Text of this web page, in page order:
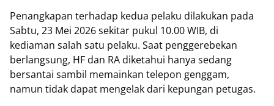
Penangkapan terhadap kedua pelaku dilakukan pada
Sabtu, 23 Mei 2026 sekitar pukul 10.00 WIB, di
kediaman salah satu pelaku. Saat penggerebekan
berlangsung, HF dan RA diketahui hanya sedang
bersantai sambil memainkan telepon genggam,
namun tidak dapat mengelak dari kepungan petugas.